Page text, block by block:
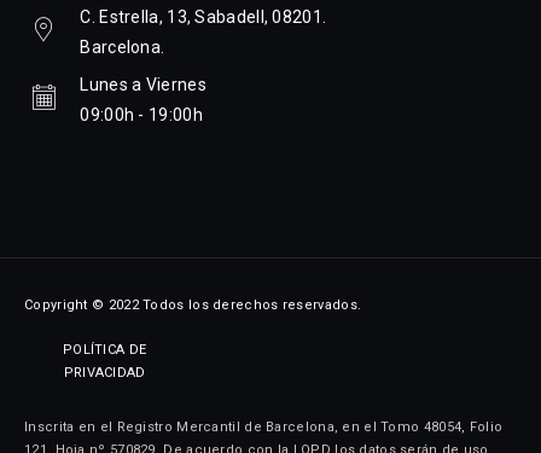
C. Estrella, 13, Sabadell, 08201.
Barcelona.
Lunes a Viernes
09:00h - 19:00h
Copyright © 2022 Todos los derechos reservados.
POLÍTICA DE
PRIVACIDAD
Inscrita en el Registro Mercantil de Barcelona, en el Tomo 48054, Folio
121, Hoja nº 570829. De acuerdo con la LOPD los datos serán de uso